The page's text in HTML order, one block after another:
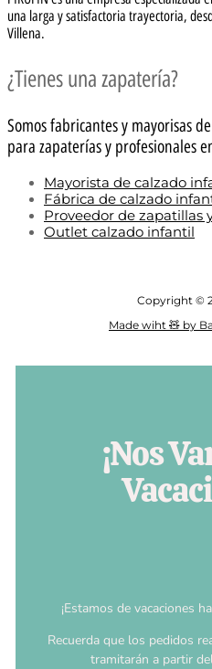
una larga y satisfactoria trayectoria,
Villena.
¿Tienes una zapatería?
Somos fabricantes y mayorisas
para zapaterías y profesionales
Mayorista de calzado
Fábrica de calzado
Proveedor de zapatillas
Outlet calzado infantil
Copyright ©
Made wiht 🧸 by
¡Nos
¡Estamos de vacaciones
Recuerda que los pedidos
tramitarán a partir